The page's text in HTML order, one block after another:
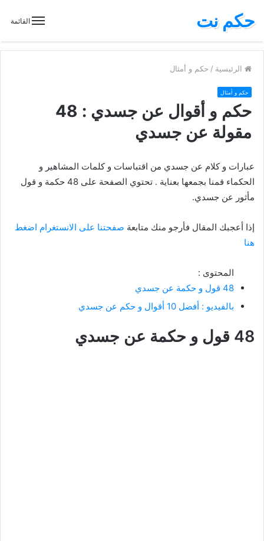
القائمة حكم نت
الرئيسية / حكم و أمثال
حكم و أمثال
حكم و أقوال عن جسدي : 48
مقولة عن جسدي
عبارات و كلام عن جسدي من اقتباسات و كلمات المشاهير و
الحكماء قمنا بجمعها بعناية . تحتوي الصفحة على 48 حكمة و قول
مأثور عن جسدي.
إذا أعجبك المقال فأرجو منك متابعة صفحتنا على الانستغرام اضغط
هنا
المحتوى :
48 قول و حكمة عن جسدي
بالفيديو : أفضل 10 أقوال و حكم عن جسدي
48 قول و حكمة عن جسدي